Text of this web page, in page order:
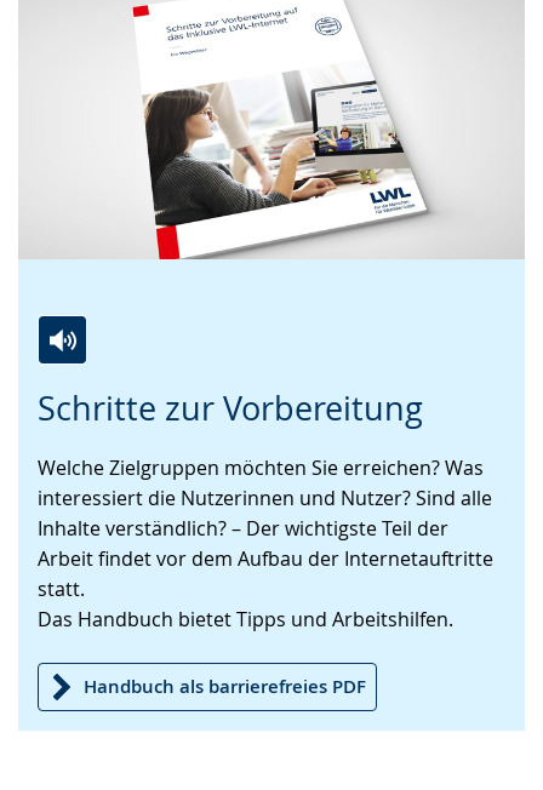
Schritte zur Vorbereitung
Leichten
wechseln.
Audio-
Video
Deutscher
Gebärdensprache
wird
angezeigt.
Welche Zielgruppen möchten Sie erreichen? Was
interessiert die Nutzerinnen und Nutzer? Sind alle
Inhalte verständlich? – Der wichtigste Teil der
Arbeit findet vor dem Aufbau der Internetauftritte
statt.
Das Handbuch bietet Tipps und Arbeitshilfen.
Handbuch als barrierefreies PDF